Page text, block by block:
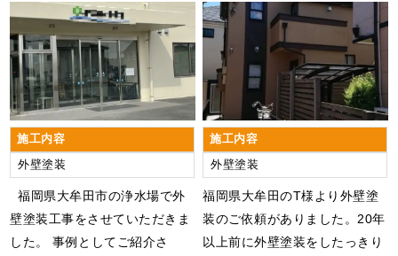
施工内容
外壁塗装
福岡県大牟田市の浄水場で外
壁塗装工事をさせていただきま
した。 事例としてご紹介さ
施工内容
外壁塗装
福岡県大牟田のT様より外壁塗
装のご依頼がありました。20年
以上前に外壁塗装をしたっきり